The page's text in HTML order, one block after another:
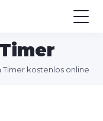
kostenlos online